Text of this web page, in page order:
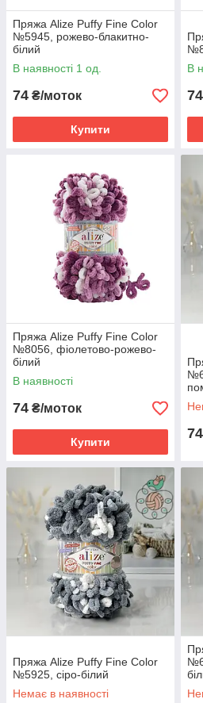
Пряжа Alize Puffy Fine Color
№5945, рожево-блакитно-
білий
В наявності 1 од.
74 ₴/моток
Купити
В
74
Пряжа Alize Puffy Fine Color
№8056, фіолетово-рожево-
білий
В наявності
74 ₴/моток
Купити
74
Пряжа Alize Puffy Fine Color
№5925, сіро-білий
Немає в наявності